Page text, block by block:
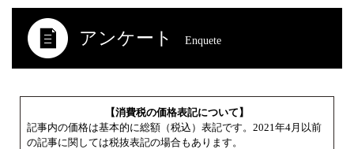
アンケート Enquete
【消費税の価格表記について】
記事内の価格は基本的に総額（税込）表記です。2021年4月以前
の記事に関しては税抜表記の場合もあります。